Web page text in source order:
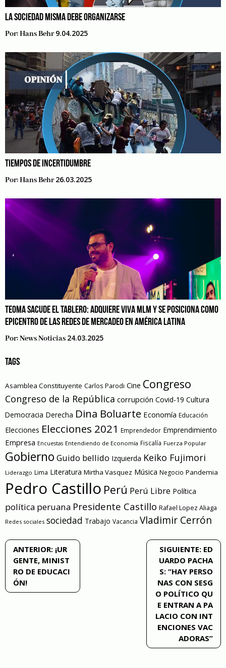
LA SOCIEDAD MISMA DEBE ORGANIZARSE
Por:Hans Behr 9.04.2025
TIEMPOS DE INCERTIDUMBRE
Por:Hans Behr 26.03.2025
TEOMA SACUDE EL TABLERO: ADQUIERE VIVA MLM Y SE POSICIONA COMO
EPICENTRO DE LAS REDES DE MERCADEO EN AMÉRICA LATINA
Por:News Noticias 24.03.2025
TAGS
Asamblea Constituyente Carlos Parodi Cine Congreso
Congreso de la República corrupción Covid-19 Cultura
Democracia Derecha Dina Boluarte Economía Educación
Elecciones Elecciones 2021 Emprendedor Emprendimiento
Empresa Encuestas Entendiendo de Economía Fiscalía Fuerza Popular
Gobierno Guido bellido Izquierda Keiko Fujimori
Liderazgo Lima Literatura Mirtha Vasquez Música Negocio Pandemia
Pedro Castillo Perú Perú Libre Política
política peruana Presidente Castillo Rafael Lopez Aliaga
Redes sociales sociedad Trabajo Vacancia Vladimir Cerrón
Navegación
de
entradas
ANTERIOR: ¡UR
GENTE, MINIST
RO DE EDUCACI
ÓN!
SIGUIENTE: ED
UARDO PACHA
S: “HAY PERSO
NAS CON SESG
O POLÍTICO QU
E ENTRAN A PA
LACIO CON INT
ENCIONES VAC
ADORAS”